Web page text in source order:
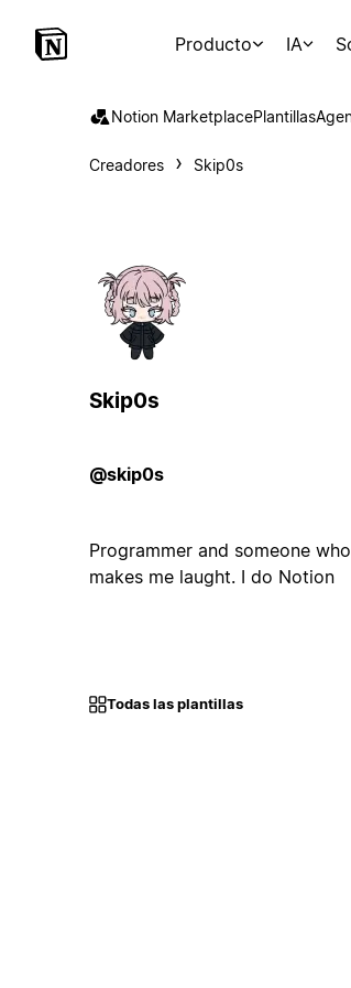
Producto IA
Notion MarketplacePlantillas
Creadores Skip0s
Skip0s
@skip0s
Programmer and someone
makes me laught. I do Notion
Todas las plantillas